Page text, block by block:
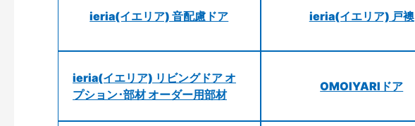
ieria(イエリア) 音配慮ドア ieria(イエリア) 戸襖
ieria(イエリア) リビングドア オ
プション･部材 オーダー用部材
OMOIYARIドア